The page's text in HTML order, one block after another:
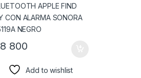
8 800
Add to wishlist